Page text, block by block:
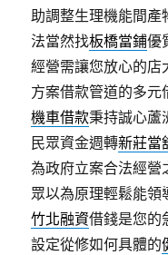
助調整生理機能間產
法當然找板橋當鋪優
經營需讓您放心的店
方案借款管道的多元
機車借款秉持誠心蘆
民眾資金週轉新莊當
為政府立案合法經營
眾以為原理輕鬆能
竹北融資借錢是您的
設定從修如何具體的